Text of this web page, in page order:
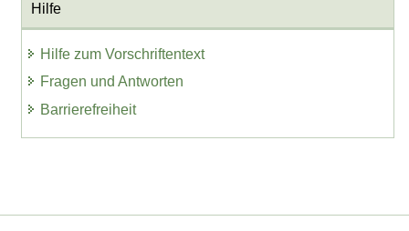
Hilfe
Hilfe zum Vorschriftentext
Fragen und Antworten
Barrierefreiheit